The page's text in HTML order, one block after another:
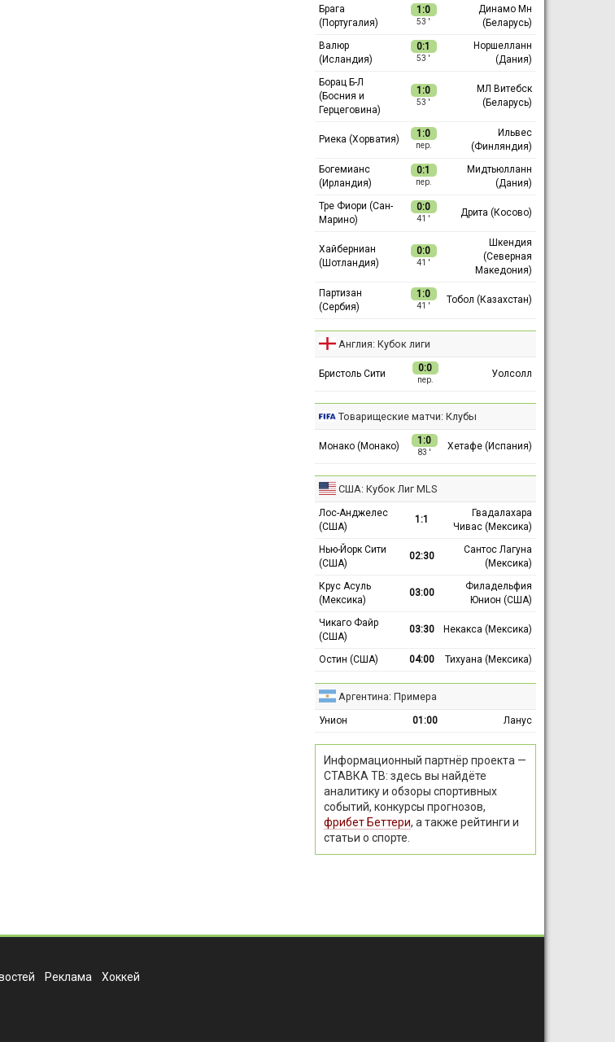
Брага
(Португалия)
1:0
53 ′
Динамо Мн
(Беларусь)
Валюр
(Исландия)
0:1
53 ′
Норшелланн
(Дания)
Борац Б-Л
(Босния и
Герцеговина)
1:0
53 ′
МЛ Витебск
(Беларусь)
Риека (Хорватия) 1:0
пер.
Ильвес
(Финляндия)
Богемианс
(Ирландия)
0:1
пер.
Мидтьюлланн
(Дания)
Тре Фиори (Сан-
Марино)
0:0
41 ′
Дрита (Косово)
Хайберниан
(Шотландия)
0:0
41 ′
Шкендия
(Северная
Македония)
Партизан
(Сербия)
1:0
41 ′
Тобол (Казахстан)
Англия: Кубок лиги
Бристоль Сити 0:0
пер.
Уолсолл
Товарищеские матчи: Клубы
Монако (Монако) 1:0
83 ′
Хетафе (Испания)
США: Кубок Лиг MLS
Лос-Анджелес
(США)
1:1
Гвадалахара
Чивас (Мексика)
Нью-Йорк Сити
(США)
02:30
Сантос Лагуна
(Мексика)
Крус Асуль
(Мексика)
03:00
Филадельфия
Юнион (США)
Чикаго Файр
(США)
03:30 Некакса (Мексика)
Остин (США) 04:00 Тихуана (Мексика)
Аргентина: Примера
Унион 01:00 Ланус
Информационный партнёр проекта —
СТАВКА ТВ: здесь вы найдёте
аналитику и обзоры спортивных
событий, конкурсы прогнозов,
фрибет Беттери, а также рейтинги и
статьи о спорте.
Реклама Хоккей